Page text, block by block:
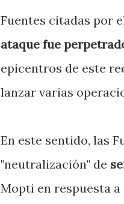
Fuentes citadas por
ataque fue
epicentros de este
lanzar varias
En este sentido, las
"neutralización" de
Mopti en respuesta